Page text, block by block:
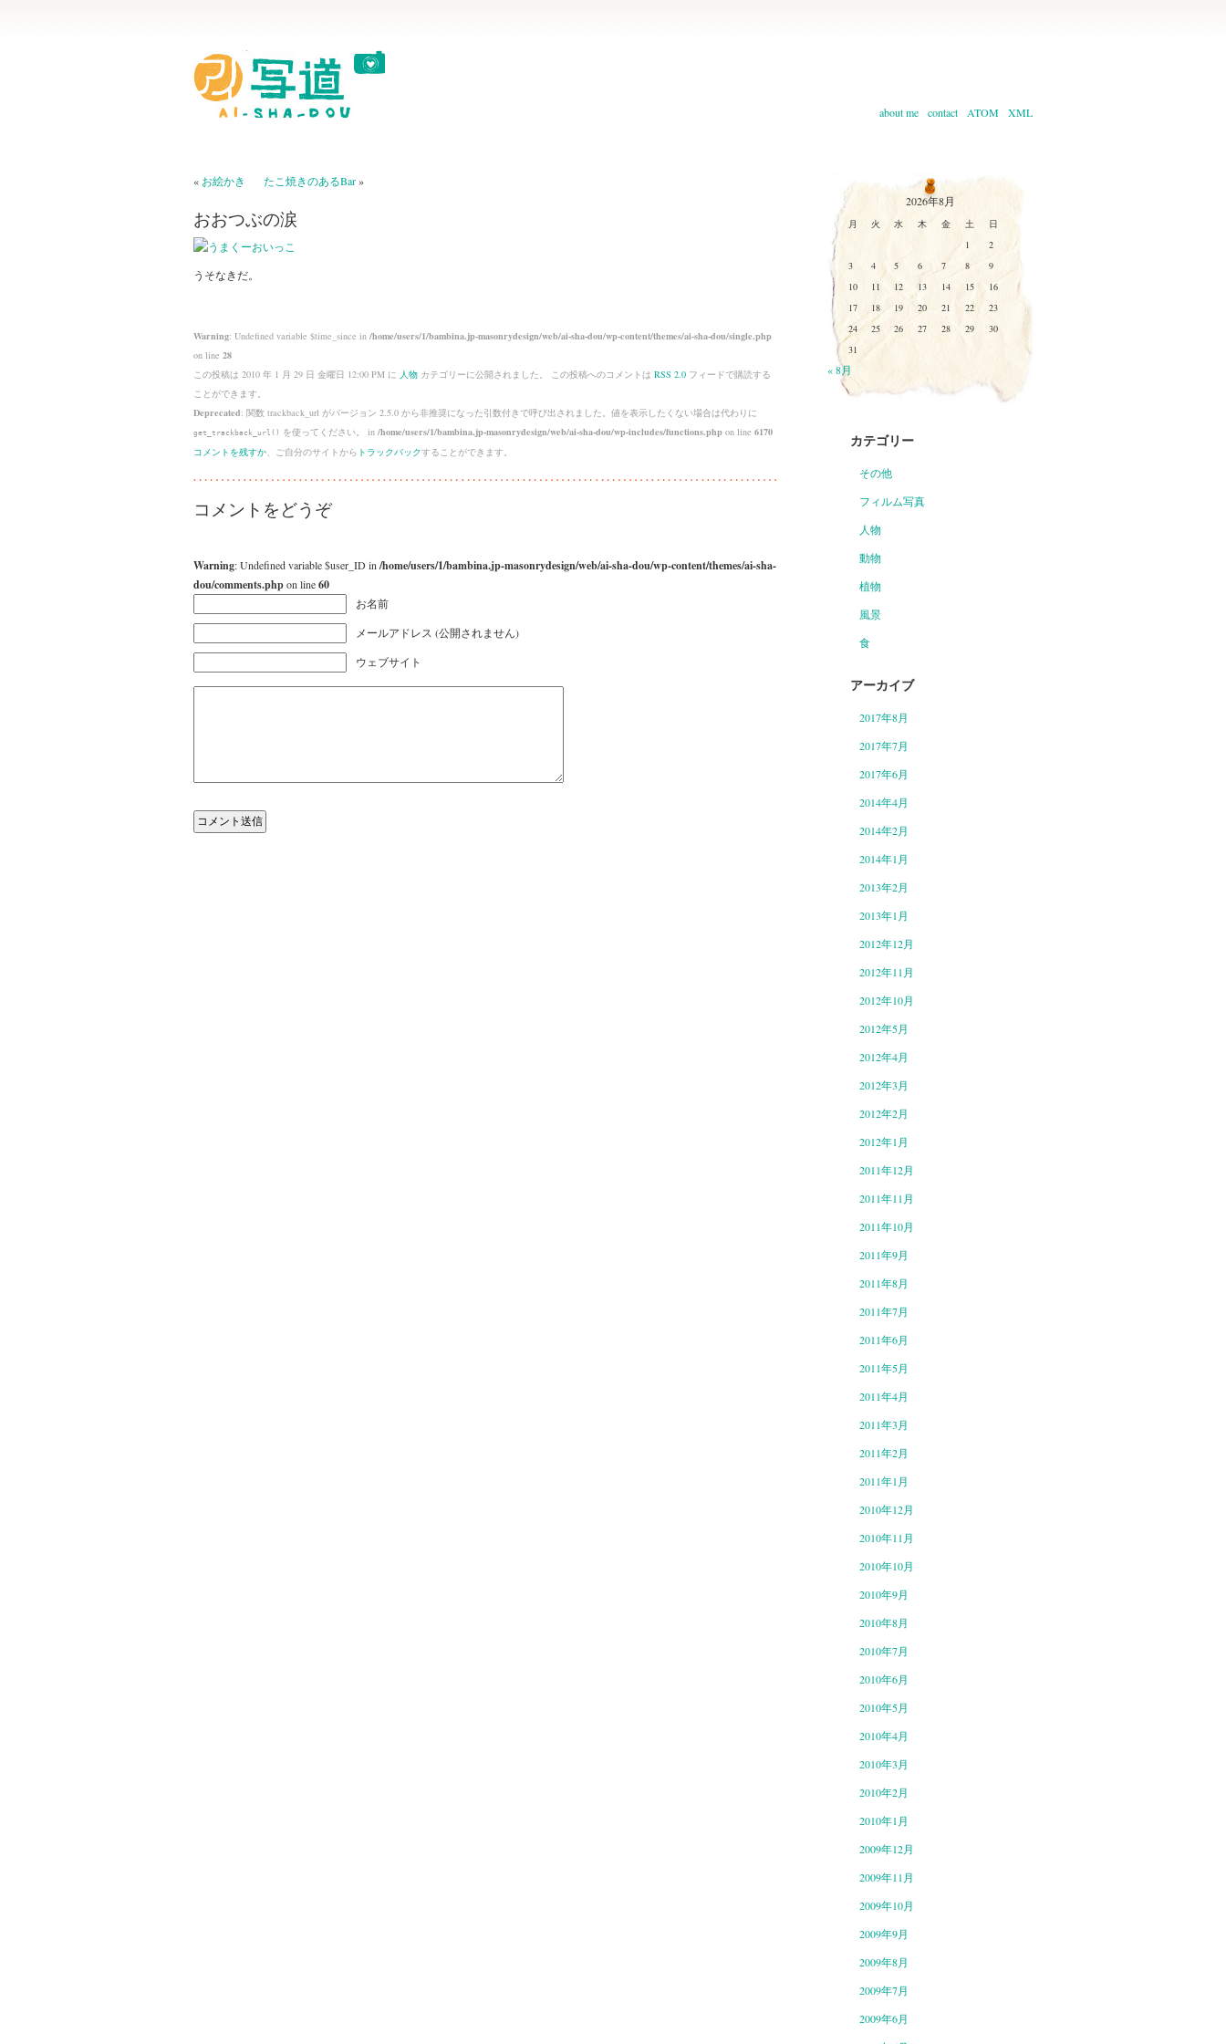
about me contact ATOM XML
« お絵かき たこ焼きのあるBar»
おおつぶの涙
うそなきだ。
Warning: Undefined variable $time_since in /home/users/1/bambina.jp-masonrydesign/web/ai-sha-dou/wp-content/themes/ai-sha-dou/single.php
on line 28
この投稿は 2010 年 1 月 29 日 金曜日 12:00 PM に 人物 カテゴリーに公開されました。 この投稿へのコメントは RSS 2.0 フィードで購読する
ことができます。
Deprecated: 関数 trackback_url がバージョン 2.5.0 から非推奨になった引数付きで呼び出されました。値を表示したくない場合は代わりに
get_trackback_url() を使ってください。 in /home/users/1/bambina.jp-masonrydesign/web/ai-sha-dou/wp-includes/functions.php on line 6170
コメントを残すか、ご自分のサイトから トラックバックすることができます。
コメントをどうぞ
Warning: Undefined variable $user_ID in /home/users/1/bambina.jp-masonrydesign/web/ai-sha-dou/wp-content/themes/ai-sha-
dou/comments.phpon line60
お名前
メールアドレス (公開されません)
ウェブサイト
2026年8月
月 火 水 木 金 土
日
1
2
3
4 5 6 7 8
9
10
11 12 13 14 15
16
17
18 19 20 21 22
23
24
25 26 27 28 29
30
31
« 8月
カテゴリー
その他
フィルム写真
人物
動物
植物
風景
食
アーカイブ
2017年8月
2017年7月
2017年6月
2014年4月
2014年2月
2014年1月
2013年2月
2013年1月
2012年12月
2012年11月
2012年10月
2012年5月
2012年4月
2012年3月
2012年2月
2012年1月
2011年12月
2011年11月
2011年10月
2011年9月
2011年8月
2011年7月
2011年6月
2011年5月
2011年4月
2011年3月
2011年2月
2011年1月
2010年12月
2010年11月
2010年10月
2010年9月
2010年8月
2010年7月
2010年6月
2010年5月
2010年4月
2010年3月
2010年2月
2010年1月
2009年12月
2009年11月
2009年10月
2009年9月
2009年8月
2009年7月
2009年6月